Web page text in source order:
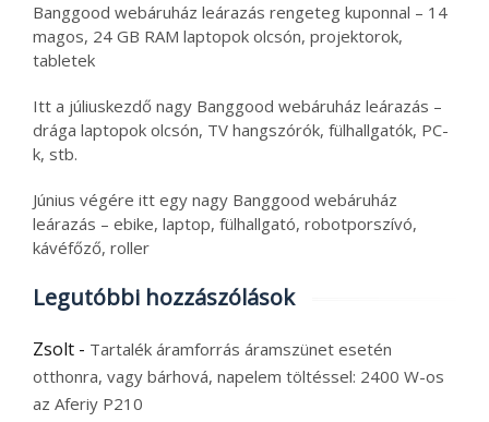
Banggood webáruház leárazás rengeteg kuponnal – 14
magos, 24 GB RAM laptopok olcsón, projektorok,
tabletek
Itt a júliuskezdő nagy Banggood webáruház leárazás –
drága laptopok olcsón, TV hangszórók, fülhallgatók, PC-
k, stb.
Június végére itt egy nagy Banggood webáruház
leárazás – ebike, laptop, fülhallgató, robotporszívó,
kávéfőző, roller
Legutóbbi hozzászólások
Zsolt - Tartalék áramforrás áramszünet esetén
otthonra, vagy bárhová, napelem töltéssel: 2400 W-os
az Aferiy P210